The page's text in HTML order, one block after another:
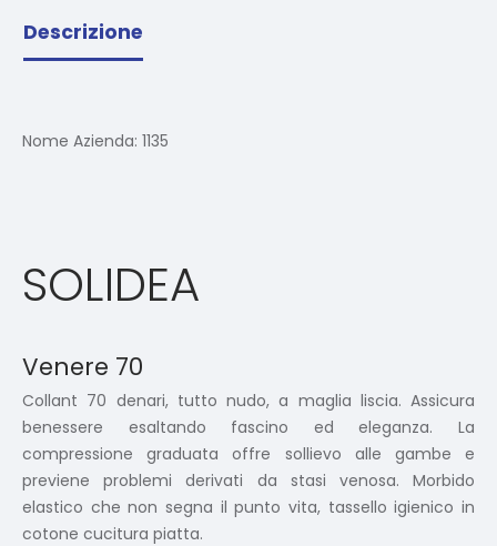
Descrizione
Nome Azienda: 1135
SOLIDEA
Venere 70
Collant 70 denari, tutto nudo, a maglia liscia. Assicura
benessere esaltando fascino ed eleganza. La
compressione graduata offre sollievo alle gambe e
previene problemi derivati da stasi venosa. Morbido
elastico che non segna il punto vita, tassello igienico in
cotone cucitura piatta.